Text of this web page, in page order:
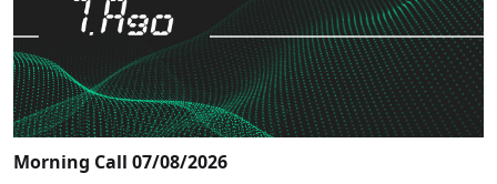
Morning Call 07/08/2026